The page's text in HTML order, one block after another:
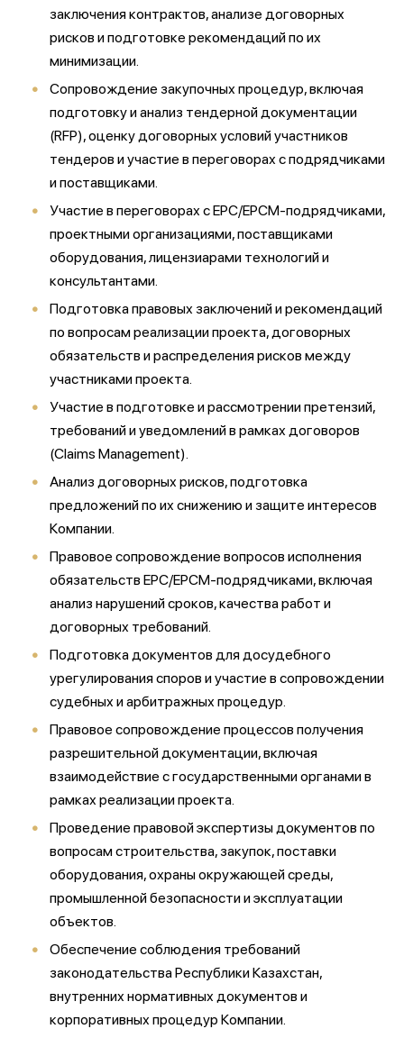
заключения контрактов, анализе договорных
рисков и подготовке рекомендаций по их
минимизации.
Сопровождение закупочных процедур, включая
подготовку и анализ тендерной документации
(RFP), оценку договорных условий участников
тендеров и участие в переговорах с подрядчиками
и поставщиками.
Участие в переговорах с EPC/EPCM-подрядчиками,
проектными организациями, поставщиками
оборудования, лицензиарами технологий и
консультантами.
Подготовка правовых заключений и рекомендаций
по вопросам реализации проекта, договорных
обязательств и распределения рисков между
участниками проекта.
Участие в подготовке и рассмотрении претензий,
требований и уведомлений в рамках договоров
(Claims Management).
Анализ договорных рисков, подготовка
предложений по их снижению и защите интересов
Компании.
Правовое сопровождение вопросов исполнения
обязательств EPC/EPCM-подрядчиками, включая
анализ нарушений сроков, качества работ и
договорных требований.
Подготовка документов для досудебного
урегулирования споров и участие в сопровождении
судебных и арбитражных процедур.
Правовое сопровождение процессов получения
разрешительной документации, включая
взаимодействие с государственными органами в
рамках реализации проекта.
Проведение правовой экспертизы документов по
вопросам строительства, закупок, поставки
оборудования, охраны окружающей среды,
промышленной безопасности и эксплуатации
объектов.
Обеспечение соблюдения требований
законодательства Республики Казахстан,
внутренних нормативных документов и
корпоративных процедур Компании.